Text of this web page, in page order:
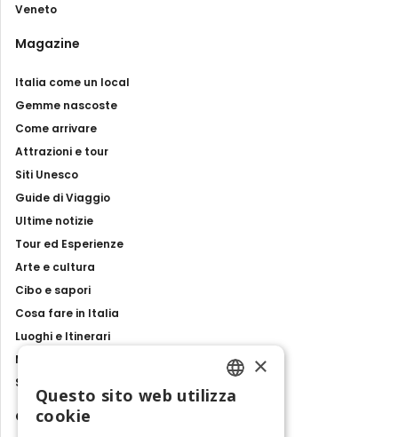
Veneto
Magazine
Italia come un local
Gemme nascoste
Come arrivare
Attrazioni e tour
Siti Unesco
Guide di Viaggio
Ultime notizie
Tour ed Esperienze
Arte e cultura
Cibo e sapori
Cosa fare in Italia
Luoghi e Itinerari
Mostre, eventi e spettacoli
Storie e tradizioni
Contatti
ENGLISH
×
Questo sito web utilizza
cookie